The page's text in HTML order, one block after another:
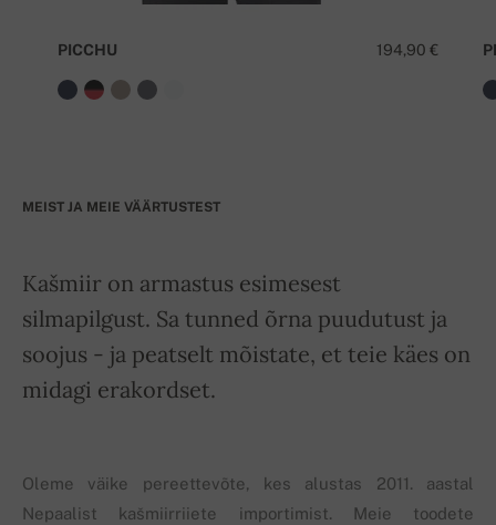
194,90 €
PICCHU
MEIST JA MEIE VÄÄRTUSTEST
Kašmiir on armastus esimesest
silmapilgust. Sa tunned õrna puudutust ja
soojus - ja peatselt mõistate, et teie käes on
midagi erakordset.
Oleme väike pereettevõte, kes alustas 2011. aastal
Nepaalist kašmiirriiete importimist. Meie toodete